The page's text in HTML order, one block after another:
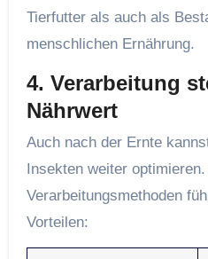
Tierfutter als auch als
menschlichen Ernährung.
4. Verarbeitung
Nährwert
Auch nach der Ernte
Insekten weiter
Verarbeitungsmethoden
Vorteilen: